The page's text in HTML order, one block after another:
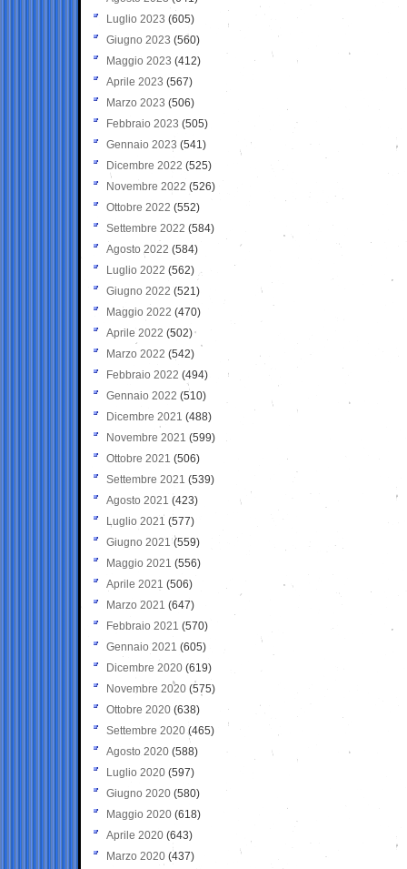
Luglio 2023 (605)
Giugno 2023 (560)
Maggio 2023 (412)
Aprile 2023 (567)
Marzo 2023 (506)
Febbraio 2023 (505)
Gennaio 2023 (541)
Dicembre 2022 (525)
Novembre 2022 (526)
Ottobre 2022 (552)
Settembre 2022 (584)
Agosto 2022 (584)
Luglio 2022 (562)
Giugno 2022 (521)
Maggio 2022 (470)
Aprile 2022 (502)
Marzo 2022 (542)
Febbraio 2022 (494)
Gennaio 2022 (510)
Dicembre 2021 (488)
Novembre 2021 (599)
Ottobre 2021 (506)
Settembre 2021 (539)
Agosto 2021 (423)
Luglio 2021 (577)
Giugno 2021(559)
Maggio 2021 (556)
Aprile 2021 (506)
Marzo 2021 (647)
Febbraio 2021 (570)
Gennaio 2021 (605)
Dicembre 2020 (619)
Novembre 2020 (575)
Ottobre 2020 (638)
Settembre 2020(465)
Agosto 2020 (588)
Luglio 2020 (597)
Giugno 2020 (580)
Maggio 2020 (618)
Aprile 2020 (643)
Marzo 2020 (437)